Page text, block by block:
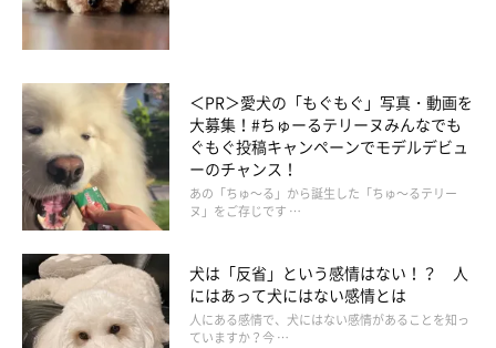
アブやブヨは、水辺や自然豊かな場所に生息しています。朝方や
夕方によく活動し、栄養補給のために積極的にかみにくるので、
水辺などに出かける際は、犬用の虫よけグッズを活用するといい
でしょう。
ご紹介した虫に噛まれると、痛みや腫れを引き起こすだけでな
屋外に出る際は、あらかじめできる限りの虫対策を行っておくと
安心ですね。
＜PR＞愛犬の「もぐもぐ」写真・動画を
大募集！#ちゅーるテリーヌみんなでも
ぐもぐ投稿キャンペーンでモデルデビュ
ーのチャンス！
あの「ちゅ～る」から誕生した「ちゅ～るテリー
ヌ」をご存じです …
犬は「反省」という感情はない！？ 人
にはあって犬にはない感情とは
人にある感情で、犬にはない感情があることを知っ
ていますか？今 …